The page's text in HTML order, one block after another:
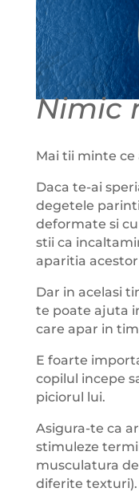
Nimic
Mai tii minte
Daca te-ai
degetele
deformate si
stii ca
aparitia
Dar in acelasi
te poate ajuta
care apar in
E foarte
copilul incepe
piciorul lui.
Asigura-te ca
stimuleze
musculatura
diferite texturi).